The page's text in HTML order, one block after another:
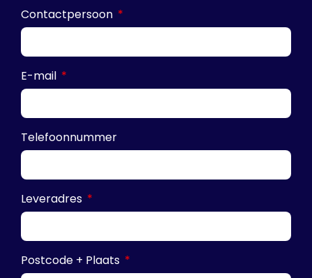
Contactpersoon
E-mail
Telefoonnummer
Leveradres
Postcode + Plaats